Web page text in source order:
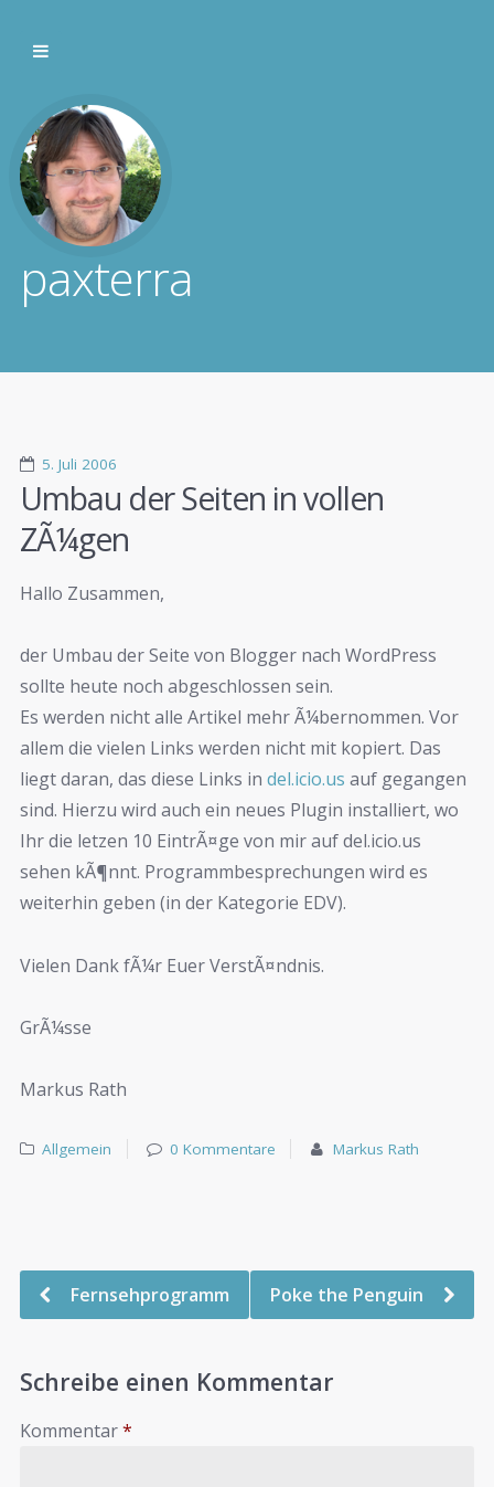
paxterra
5. Juli 2006
Umbau der Seiten in vollen
ZÃ¼gen
Hallo Zusammen,
der Umbau der Seite von Blogger nach WordPress
sollte heute noch abgeschlossen sein.
Es werden nicht alle Artikel mehr Ã¼bernommen. Vor
allem die vielen Links werden nicht mit kopiert. Das
liegt daran, das diese Links in del.icio.us auf gegangen
sind. Hierzu wird auch ein neues Plugin installiert, wo
Ihr die letzen 10 EintrÃ¤ge von mir auf del.icio.us
sehen kÃ¶nnt. Programmbesprechungen wird es
weiterhin geben (in der Kategorie EDV).
Vielen Dank fÃ¼r Euer VerstÃ¤ndnis.
GrÃ¼sse
Markus Rath
Allgemein 0 Kommentare Markus Rath
Fernsehprogramm Poke the Penguin
Schreibe einen Kommentar
Kommentar*